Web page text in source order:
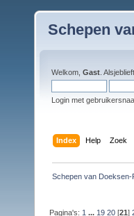
Schepen
Welkom, Gast . Alsjeblieft
Login met
Index Help Zoek
Schepen van Doeksen-
Pagina's: 1 ... 19 20 [21]